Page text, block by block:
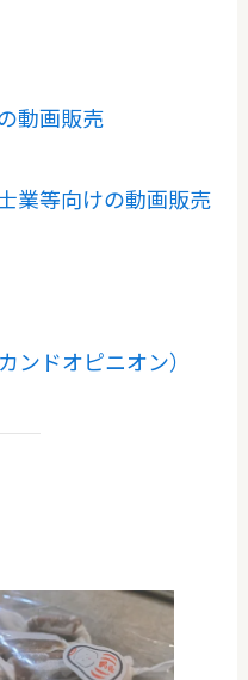
動画販売
業等向けの動画販売
ンドオピニオン）